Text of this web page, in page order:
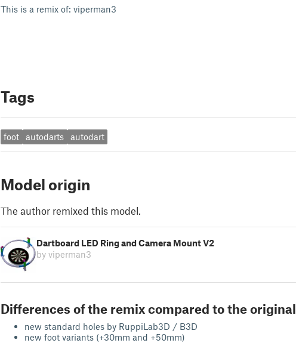
This is a remix of: viperman3
Tags
foot autodarts autodart
Model origin
The author remixed this model.
Dartboard LED Ring and Camera Mount V2
by viperman3
Differences of the remix compared to the original
new standard holes by RuppiLab3D / B3D
new foot variants (+30mm and +50mm)